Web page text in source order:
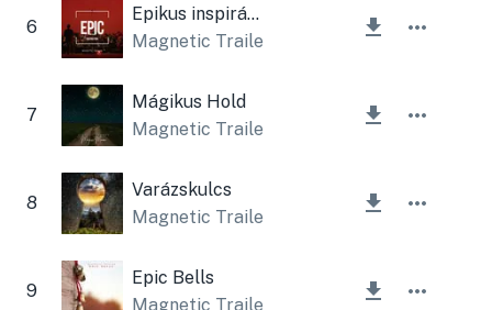
6
Epikus inspiráció
Magnetic Trailer
7
Mágikus Hold
Magnetic Trailer
8
Varázskulcs
Magnetic Trailer
9
Epic Bells
Magnetic Trailer